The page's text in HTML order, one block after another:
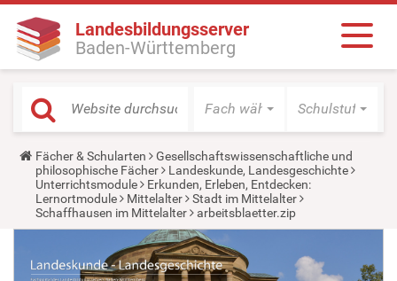
Landesbildungsserver
Baden-Württemberg
Fach wählen Schulstufe
Y
o
u
a
r
e
r
Fächer & Schularten
Gesellschaftswissenschaftliche und
philosophische Fächer
Landeskunde, Landesgeschichte
Unterrichtsmodule
Erkunden, Erleben, Entdecken:
Lernortmodule
Mittelalter
Stadt im Mittelalter
Schaffhausen im Mittelalter
arbeitsblaetter.zip